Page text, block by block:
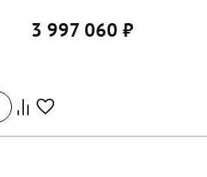
3 997 060 ₽